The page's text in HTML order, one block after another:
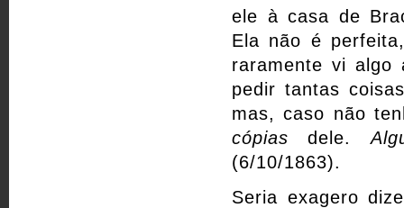
ele à casa de
Ela não é
raramente vi algo
pedir tantas
mas, caso não
cópias dele.
(6/10/1863).
Seria exagero